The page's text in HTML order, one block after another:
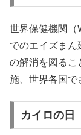
世界保健機関（
でのエイズまん
の解消を図るこ
施、世界各国で
カイロの日